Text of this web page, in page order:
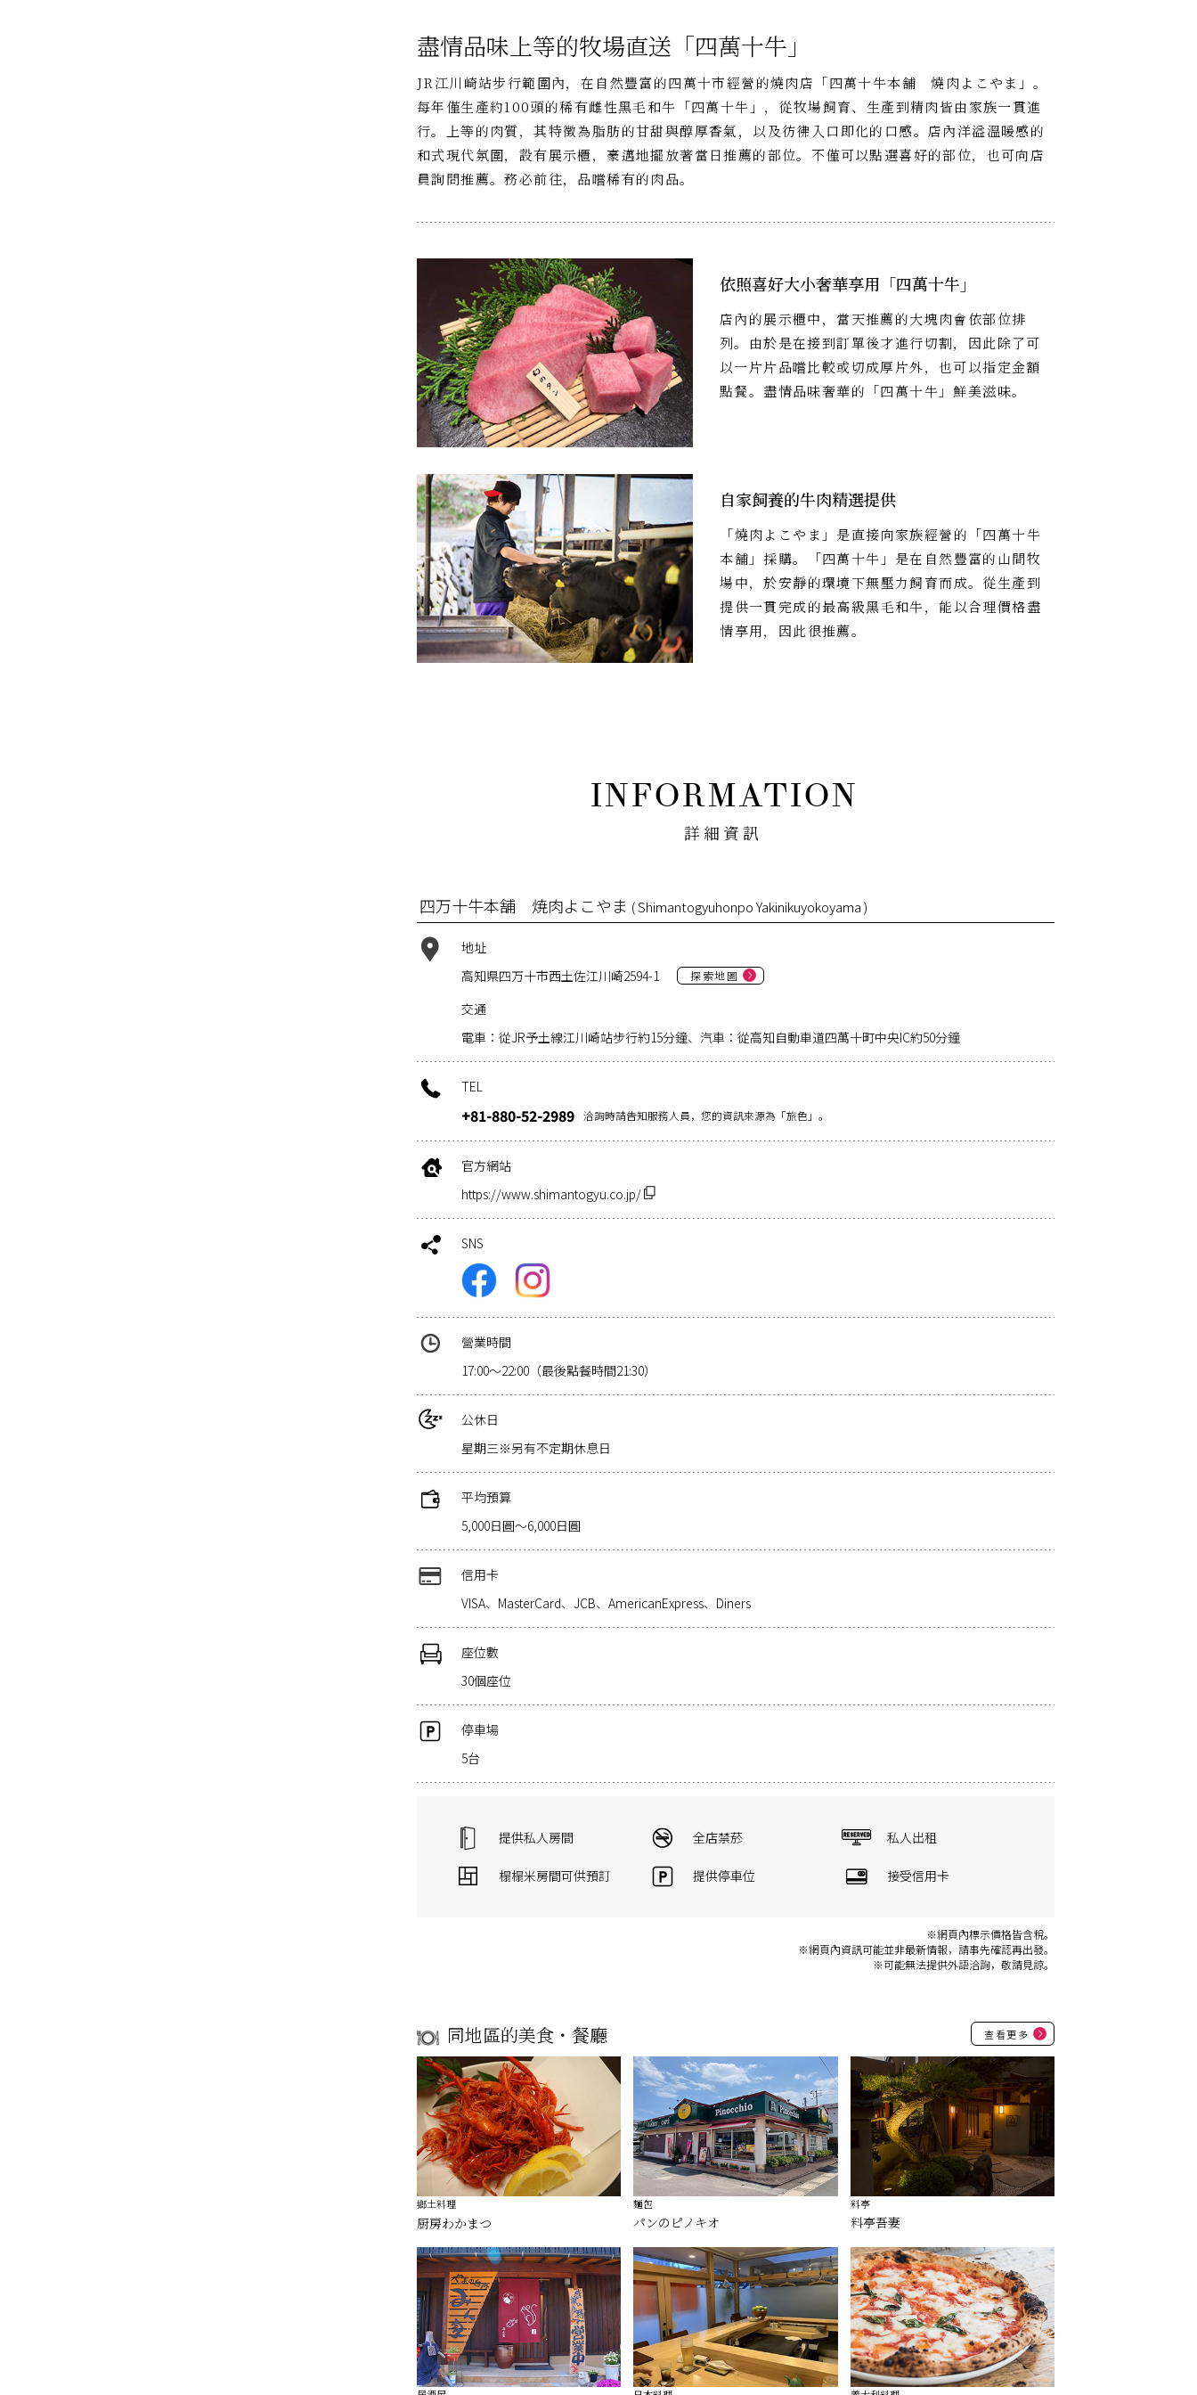
盡情品味上等的牧場直送「四萬十牛」
JR江川崎站步行範圍內，在自然豐富的四萬十市經營的燒肉店「四萬十牛本舗 燒肉よこやま」。
每年僅生產約100頭的稀有雌性黑毛和牛「四萬十牛」，從牧場飼育、生產到精肉皆由家族一貫進
行。上等的肉質，其特徵為脂肪的甘甜與醇厚香氣，以及彷彿入口即化的口感。店內洋溢溫暖感的
和式現代氛圍，設有展示櫃，豪邁地擺放著當日推薦的部位。不僅可以點選喜好的部位，也可向店
員詢問推薦。務必前往，品嚐稀有的肉品。
依照喜好大小奢華享用「四萬十牛」
店內的展示櫃中，當天推薦的大塊肉會依部位排
列。由於是在接到訂單後才進行切割，因此除了可
以一片片品嚐比較或切成厚片外，也可以指定金額
點餐。盡情品味奢華的「四萬十牛」鮮美滋味。
自家飼養的牛肉精選提供
「燒肉よこやま」是直接向家族經營的「四萬十牛
本舗」採購。「四萬十牛」是在自然豐富的山間牧
場中，於安靜的環境下無壓力飼育而成。從生產到
提供一貫完成的最高級黑毛和牛，能以合理價格盡
情享用，因此很推薦。
詳細資訊
四万十牛本舗 焼肉よこやま ( Shimantogyuhonpo Yakinikuyokoyama )
地址
高知県四万十市西土佐江川崎2594-1
探索地圖
交通
電車：從JR予土線江川崎站步行約15分鐘、汽車：從高知自動車道四萬十町中央IC約50分鐘
TEL
+81-880-52-2989 洽詢時請告知服務人員，您的資訊來源為「旅色」。
官方網站
https://www.shimantogyu.co.jp/
SNS
營業時間
17:00～22:00（最後點餐時間21:30）
公休日
星期三※另有不定期休息日
平均預算
5,000日圓～6,000日圓
信用卡
VISA、MasterCard、JCB、AmericanExpress、Diners
座位數
30個座位
停車場
5台
提供私人房間 全店禁菸 私人出租
榻榻米房間可供預訂 提供停車位 接受信用卡
※網頁內標示價格皆含稅。
※網頁內資訊可能並非最新情報，請事先確認再出發。
※可能無法提供外語洽詢，敬請見諒。
同地區的美食・餐廳 查看更多
鄉土料理
厨房わかまつ
麵包
パンのピノキオ
料亭
料亭吾妻